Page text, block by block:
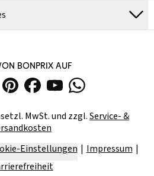
BONPRIX AUF
MwSt. und zzgl.Service- &
Einstellungen
Impressum